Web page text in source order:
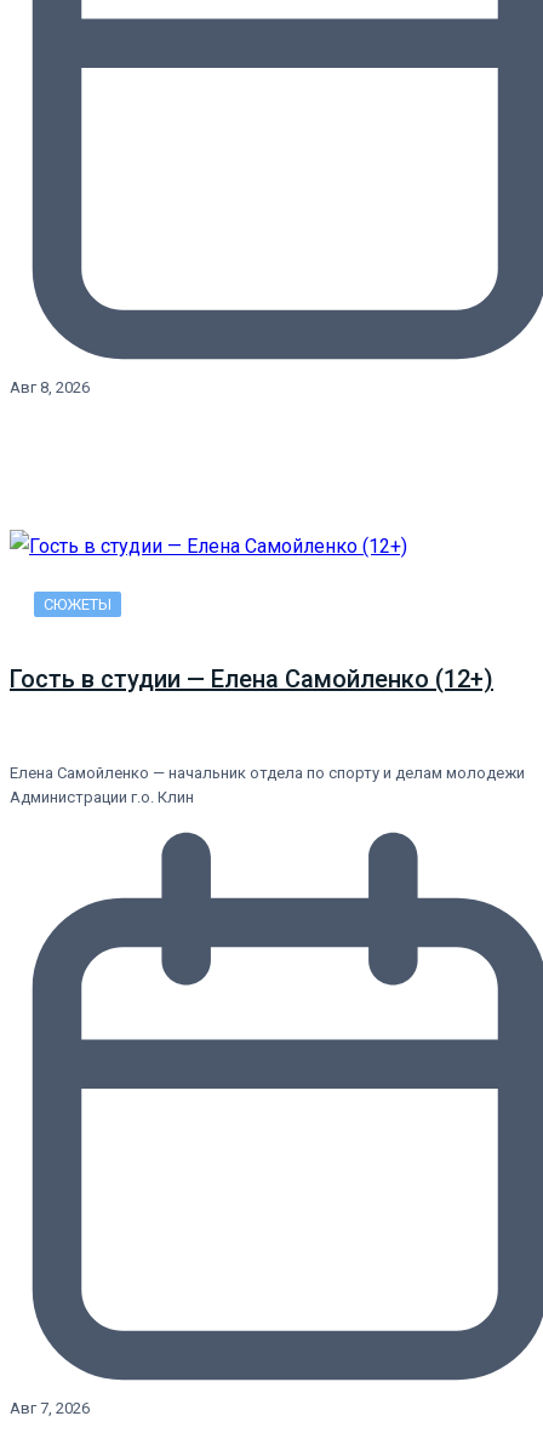
Авг 8, 2026
СЮЖЕТЫ
Гость в студии — Елена Самойленко (12+)
Елена Самойленко — начальник отдела по спорту и делам молодежи
Администрации г.о. Клин
Авг 7, 2026